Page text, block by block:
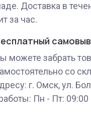
Доставка в
за час.
можете забрать
со
г. Омск, ул.
Пн - Пт: 09:00